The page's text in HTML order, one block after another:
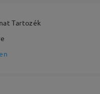
Tartozék